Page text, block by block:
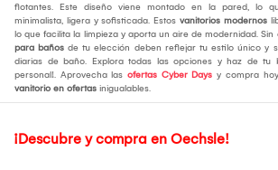
flotantes. Este diseño viene montado en la pared, lo
minimalista, ligera y sofisticada. Estos vanitorios modernos
lo que facilita la limpieza y aporta un aire de modernidad. Sin
para baños de tu elección deben reflejar tu estilo único y
diarias de baño. Explora todas las opciones y haz de tu
personal!. Aprovecha las ofertas Cyber Days y compra
vanitorio en ofertas inigualables.
¡Descubre y compra en Oechsle!